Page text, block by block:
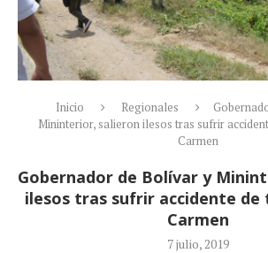
Inicio Regionales
Mininterior, salieron ilesos tras sufrir
Carmen
Gobernador de Bolívar y
ilesos tras sufrir accidente
Carmen
7 julio, 2019